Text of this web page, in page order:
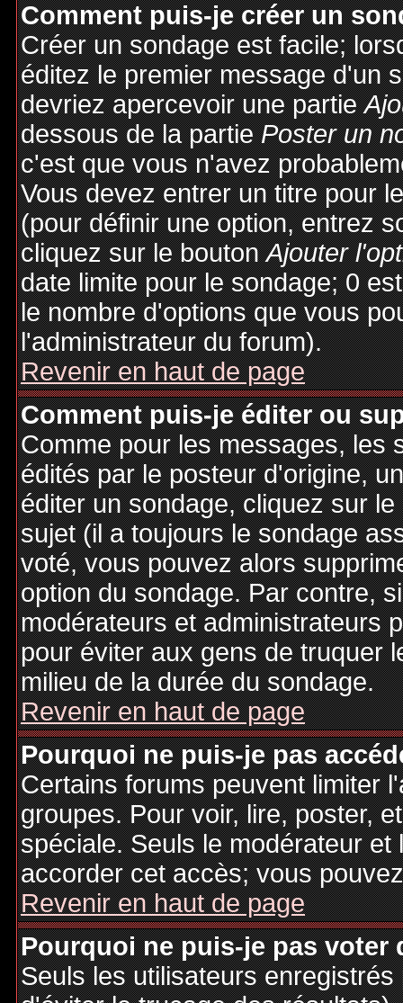
Comment puis-je créer un
Créer un sondage est facile;
éditez le premier message d'un
devriez apercevoir une partie
dessous de la partiePoster un
c'est que vous n'avez
Vous devez entrer un titre pour
(pour définir une option, entrez
cliquez sur le boutonAjouter
date limite pour le sondage; 0
le nombre d'options que vous
l'administrateur du forum).
Revenir en haut de page
Comment puis-je éditer ou
Comme pour les messages, les
édités par le posteur d'origine,
éditer un sondage, cliquez sur
sujet (il a toujours le sondage
voté, vous pouvez alors
option du sondage. Par contre,
modérateurs et administrateurs
pour éviter aux gens de truquer
milieu de la durée du sondage.
Revenir en haut de page
Pourquoi ne puis-je pas
Certains forums peuvent limiter
groupes. Pour voir, lire, poster,
spéciale. Seuls le modérateur
accorder cet accès; vous
Revenir en haut de page
Pourquoi ne puis-je pas voter
Seuls les utilisateurs